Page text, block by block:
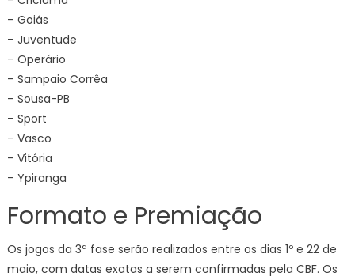
– Goiás
– Juventude
– Operário
– Sampaio Corrêa
– Sousa-PB
– Sport
– Vasco
– Vitória
– Ypiranga
Formato e Premiação
Os jogos da 3ª fase serão realizados entre os dias 1º e 22 de
maio, com datas exatas a serem confirmadas pela CBF. Os